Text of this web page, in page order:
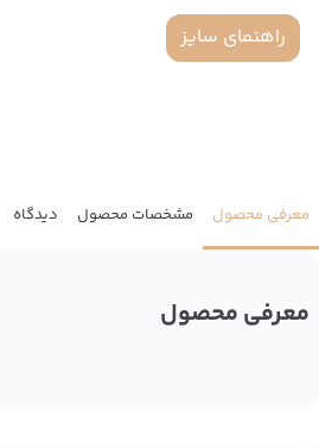
راهنمای سایز
معرفی محصول مشخصات محصول دیدگاه
معرفی محصول